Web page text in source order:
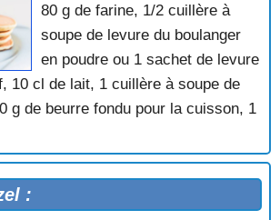
80 g de farine, 1/2 cuillère à
soupe de levure du boulanger
en poudre ou 1 sachet de levure
10 cl de lait, 1 cuillère à soupe de
g de beurre fondu pour la cuisson, 1
: